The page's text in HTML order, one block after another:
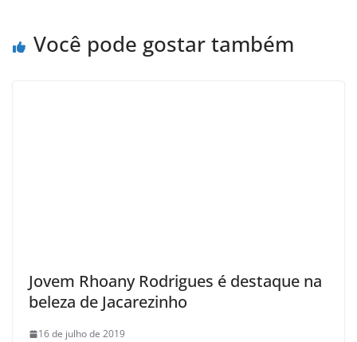
Você pode gostar também
Jovem Rhoany Rodrigues é destaque na
beleza de Jacarezinho
16 de julho de 2019